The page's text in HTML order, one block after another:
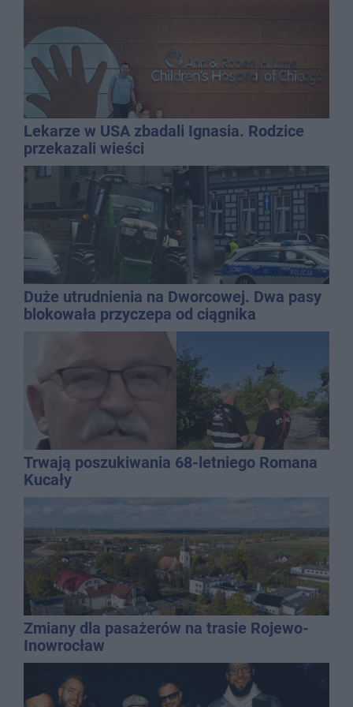
Lekarze w USA zbadali Ignasia. Rodzice
przekazali wieści
Duże utrudnienia na Dworcowej. Dwa pasy
blokowała przyczepa od ciągnika
Trwają poszukiwania 68-letniego Romana
Kucały
Zmiany dla pasażerów na trasie Rojewo-
Inowrocław